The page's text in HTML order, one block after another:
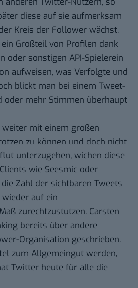
anderen Twitter-Nutzern, so
diese auf sie aufmerksam
Kreis der Follower wächst.
Großteil von Profilen dank
oder sonstigen API-Spielerein
aufweisen, was Verfolgte und
blickt man bei einem Tweet-
oder mehr Stimmen überhaupt
weiter mit einem großen
zu können und doch nicht
unterzugehen, wichen diese
wie Seesmic oder
Zahl der sichtbaren Tweets
auf ein
zurechtzustutzen. Carsten
bereits über andere
Organisation geschrieben.
zum Allgemeingut werden,
Twitter heute für alle die